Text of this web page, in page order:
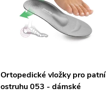
Ortopedické vložky pro patní
ostruhu 053 - dámské